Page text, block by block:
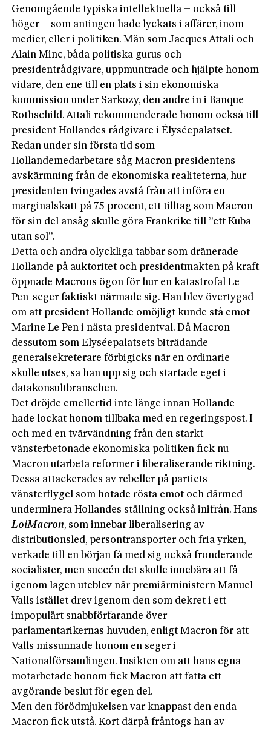
Genomgående typiska intellektuella – också till
höger – som antingen hade lyckats i affärer, inom
medier, eller i politiken. Män som Jacques Attali och
Alain Minc, båda politiska gurus och
presidentrådgivare, uppmuntrade och hjälpte honom
vidare, den ene till en plats i sin ekonomiska
kommission under Sarkozy, den andre in i Banque
Rothschild. Attali rekommenderade honom också till
president Hollandes rådgivare i Élyséepalatset.
Redan under sin första tid som
Hollandemedarbetare såg Macron presidentens
avskärmning från de ekonomiska realiteterna, hur
presidenten tvingades avstå från att införa en
marginalskatt på 75 procent, ett tilltag som Macron
för sin del ansåg skulle göra Frankrike till ”ett Kuba
utan sol”.
Detta och andra olyckliga tabbar som dränerade
Hollande på auktoritet och presidentmakten på kraft
öppnade Macrons ögon för hur en katastrofal Le
Pen-seger faktiskt närmade sig. Han blev övertygad
om att president Hollande omöjligt kunde stå emot
Marine Le Pen i nästa presidentval. Då Macron
dessutom som Elyséepalatsets biträdande
generalsekreterare förbigicks när en ordinarie
skulle utses, sa han upp sig och startade eget i
datakonsultbranschen.
Det dröjde emellertid inte länge innan Hollande
hade lockat honom tillbaka med en regeringspost. I
och med en tvärvändning från den starkt
vänsterbetonade ekonomiska politiken fick nu
Macron utarbeta reformer i liberaliserande riktning.
Dessa attackerades av rebeller på partiets
vänsterflygel som hotade rösta emot och därmed
underminera Hollandes ställning också inifrån. Hans
LoiMacron, som innebar liberalisering av
distributionsled, persontransporter och fria yrken,
verkade till en början få med sig också fronderande
socialister, men succén det skulle innebära att få
igenom lagen uteblev när premiärministern Manuel
Valls istället drev igenom den som dekret i ett
impopulärt snabbförfarande över
parlamentarikernas huvuden, enligt Macron för att
Valls missunnade honom en seger i
Nationalförsamlingen. Insikten om att hans egna
motarbetade honom fick Macron att fatta ett
avgörande beslut för egen del.
Men den förödmjukelsen var knappast den enda
Macron fick utstå. Kort därpå fråntogs han av